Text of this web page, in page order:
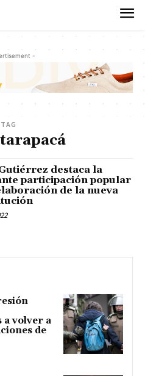
-
TAG
destaca la
participación popular
de la nueva
a volver a
de